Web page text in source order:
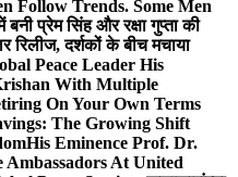
Follow Trends. Some Men
प्रेम सिंह और रक्षा गुप्ता की
रिलीज, दर्शकों के बीच मचाया
Peace Leader His
With Multiple
On Your Own Terms
The Growing Shift
His Eminence Prof. Dr.
At United